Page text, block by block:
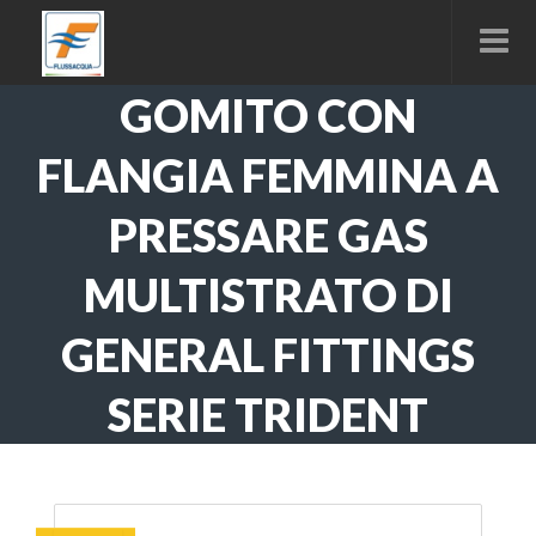
GOMITO CON
FLANGIA FEMMINA A
PRESSARE GAS
MULTISTRATO DI
GENERAL FITTINGS
SERIE TRIDENT